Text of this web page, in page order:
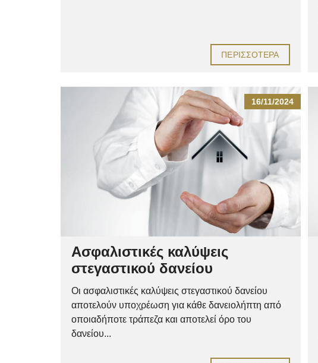
ΠΕΡΙΣΣΌΤΕΡΑ
16/11/2024
Ασφαλιστικές καλύψεις
στεγαστικού δανείου
Οι ασφαλιστικές καλύψεις στεγαστικού δανείου
αποτελούν υποχρέωση για κάθε δανειολήπτη από
οποιαδήποτε τράπεζα και αποτελεί όρο του
δανείου...